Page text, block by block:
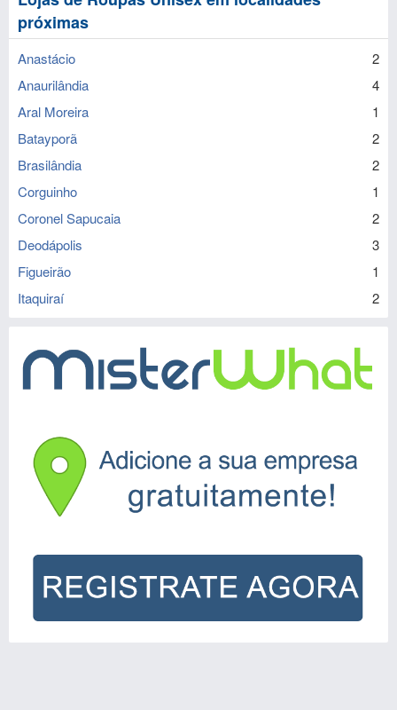
próximas
Anastácio
2
Anaurilândia
4
Aral Moreira
1
Batayporã
2
Brasilândia
2
Corguinho
1
Coronel Sapucaia
2
Deodápolis
3
Figueirão
1
Itaquiraí
2